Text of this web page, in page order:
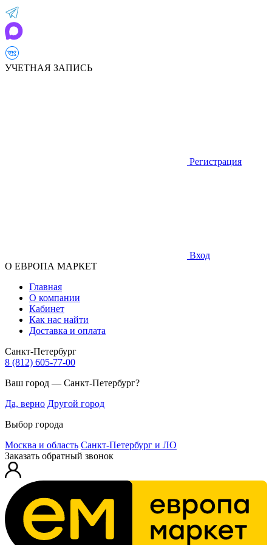
УЧЕТНАЯ ЗАПИСЬ
Регистрация
Вход
О ЕВРОПА МАРКЕТ
Главная
О компании
Кабинет
Как нас найти
Доставка и оплата
Санкт-Петербург
8 (812) 605-77-00
Ваш город — Санкт-Петербург?
Да, верно Другой город
Выбор города
Москва и область Санкт-Петербург и ЛО
Заказать обратный звонок